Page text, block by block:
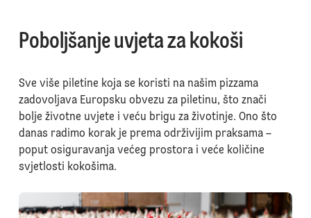
Poboljšanje uvjeta za kokoši
Sve više piletine koja se koristi na našim pizzama
zadovoljava Europsku obvezu za piletinu, što znači
bolje životne uvjete i veću brigu za životinje. Ono što
danas radimo korak je prema održivijim praksama –
poput osiguravanja većeg prostora i veće količine
svjetlosti kokošima.